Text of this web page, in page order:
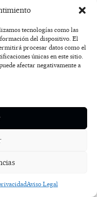
tecnologías como las
del dispositivo. El
procesar datos como el
únicas en este sitio.
afectar negativamente a
Aviso Legal